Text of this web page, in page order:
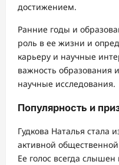
достижением.
Ранние годы и
роль в ее жизни и
карьеру и научные
важность образования
научные исследования.
Популярность и
Гудкова Наталья стала
активной
Ее голос всегда